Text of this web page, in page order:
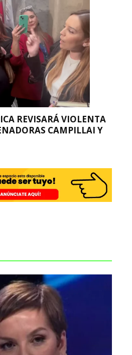
REVISARÁ VIOLENTA
CAMPILLAI Y